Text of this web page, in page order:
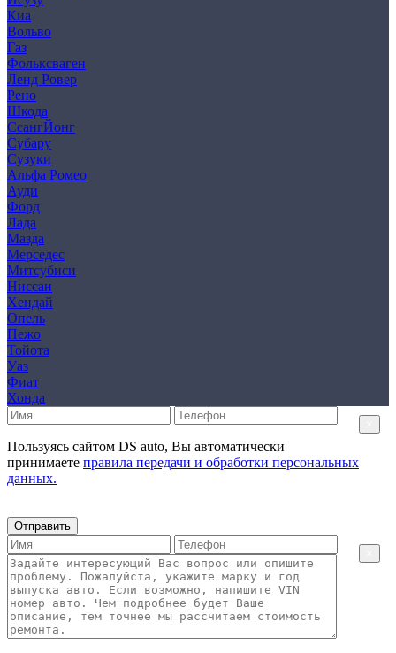
Киа
Вольво
Газ
Фольксваген
Ленд Ровер
Рено
Шкода
СсангЙонг
Субару
Сузуки
Альфа Ромео
Ауди
Форд
Лада
Мазда
Мерседес
Митсубиси
Ниссан
Хендай
Опель
Пежо
Тойота
Уаз
Фиат
Хонда
Пользуясь сайтом DS auto, Вы автоматически
принимаете правила передачи и обработки персональных
данных.
Отправить